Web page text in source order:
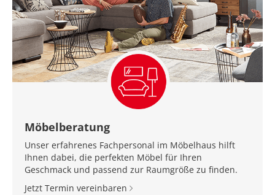
Möbelberatung
Unser erfahrenes Fachpersonal im Möbelhaus hilft
Ihnen dabei, die perfekten Möbel für Ihren
Geschmack und passend zur Raumgröße zu finden.
Jetzt Termin vereinbaren